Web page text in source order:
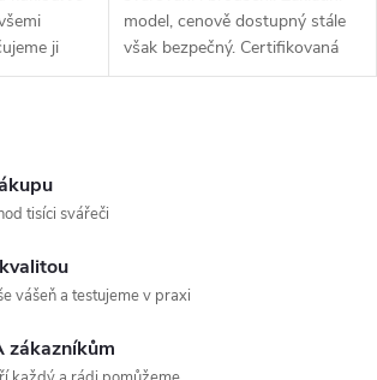
ji
model, cenově dostupný stále
však bezpečný. Certifikovaná
✅ kukla na...
tisíci svářeči
vášeň a testujeme v praxi
zákazníkům